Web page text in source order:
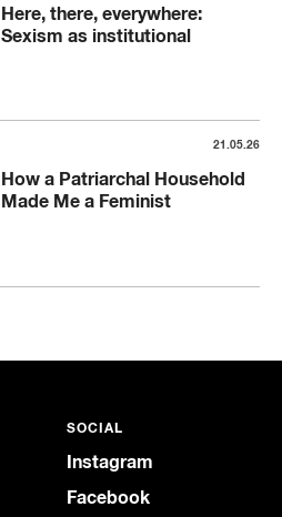
Here, there, everywhere:
Sexism as institutional
21.05.26
How a Patriarchal Household
Made Me a Feminist
SOCIAL
Instagram
Facebook